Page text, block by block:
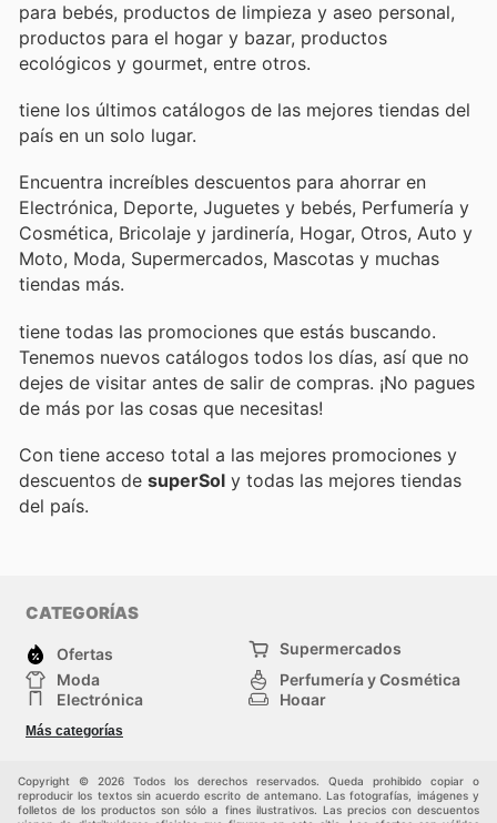
para bebés, productos de limpieza y aseo personal,
productos para el hogar y bazar, productos
ecológicos y gourmet, entre otros.
tiene los últimos catálogos de las mejores tiendas del
país en un solo lugar.
Encuentra increíbles descuentos para ahorrar en
Electrónica, Deporte, Juguetes y bebés, Perfumería y
Cosmética, Bricolaje y jardinería, Hogar, Otros, Auto y
Moto, Moda, Supermercados, Mascotas y muchas
tiendas más.
tiene todas las promociones que estás buscando.
Tenemos nuevos catálogos todos los días, así que no
dejes de visitar antes de salir de compras. ¡No pagues
de más por las cosas que necesitas!
Con tiene acceso total a las mejores promociones y
descuentos de superSol y todas las mejores tiendas
del país.
CATEGORÍAS
Ofertas
Supermercados
Moda
Perfumería y Cosmética
Electrónica
Hogar
Deporte
Juguetes y bebés
Más categorías
Copyright © 2026 Todos los derechos reservados. Queda prohibido copiar o
reproducir los textos sin acuerdo escrito de antemano. Las fotografías, imágenes y
folletos de los productos son sólo a fines ilustrativos. Las precios con descuentos